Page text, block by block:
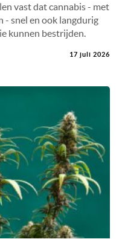
vast dat cannabis - met
- snel en ook langdurig
kunnen bestrijden.
17 juli 2026